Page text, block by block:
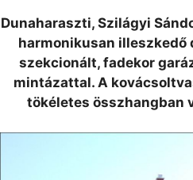
Dunaharaszti, Szilágyi
harmonikusan illeszkedő
szekcionált, fadekor
mintázattal. A
tökéletes összhangban